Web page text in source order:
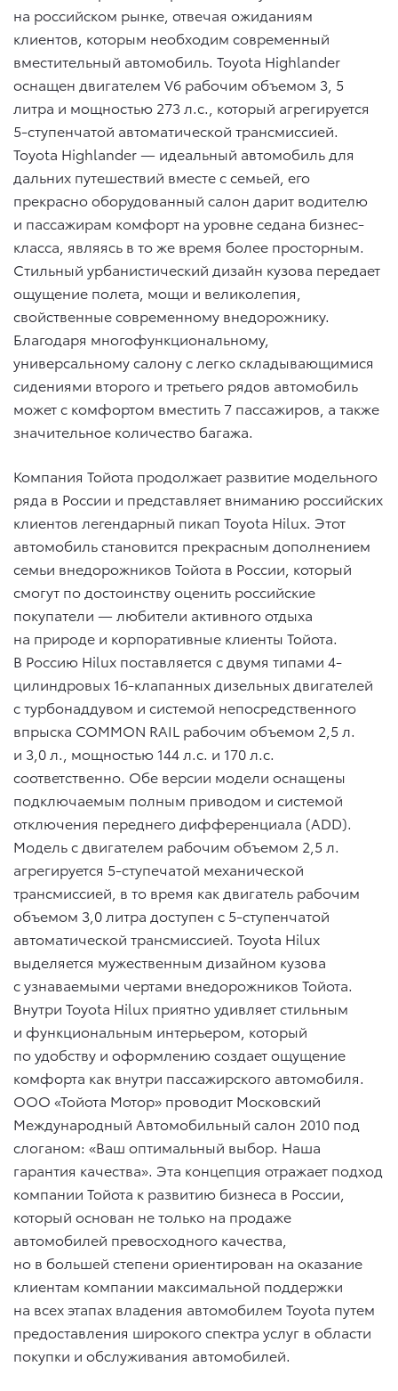
на российском рынке, отвечая ожиданиям
клиентов, которым необходим современный
вместительный автомобиль. Toyota Highlander
оснащен двигателем V6 рабочим объемом 3, 5
литра и мощностью 273 л.с., который агрегируется
5-ступенчатой автоматической трансмиссией.
Toyota Highlander — идеальный автомобиль для
дальних путешествий вместе с семьей, его
прекрасно оборудованный салон дарит водителю
и пассажирам комфорт на уровне седана бизнес-
класса, являясь в то же время более просторным.
Стильный урбанистический дизайн кузова передает
ощущение полета, мощи и великолепия,
свойственные современному внедорожнику.
Благодаря многофункциональному,
универсальному салону с легко складывающимися
сидениями второго и третьего рядов автомобиль
может с комфортом вместить 7 пассажиров, а также
значительное количество багажа.
Компания Тойота продолжает развитие модельного
ряда в России и представляет вниманию российских
клиентов легендарный пикап Toyota Hilux. Этот
автомобиль становится прекрасным дополнением
семьи внедорожников Тойота в России, который
смогут по достоинству оценить российские
покупатели — любители активного отдыха
на природе и корпоративные клиенты Тойота.
В Россию Hilux поставляется с двумя типами 4-
цилиндровых 16-клапанных дизельных двигателей
с турбонаддувом и системой непосредственного
впрыска COMMON RAIL рабочим объемом 2,5 л.
и 3,0 л., мощностью 144 л.с. и 170 л.с.
соответственно. Обе версии модели оснащены
подключаемым полным приводом и системой
отключения переднего дифференциала (ADD).
Модель с двигателем рабочим объемом 2,5 л.
агрегируется 5-ступечатой механической
трансмиссией, в то время как двигатель рабочим
объемом 3,0 литра доступен с 5-ступенчатой
автоматической трансмиссией. Toyota Hilux
выделяется мужественным дизайном кузова
с узнаваемыми чертами внедорожников Тойота.
Внутри Toyota Hilux приятно удивляет стильным
и функциональным интерьером, который
по удобству и оформлению создает ощущение
комфорта как внутри пассажирского автомобиля.
ООО «Тойота Мотор» проводит Московский
Международный Автомобильный салон 2010 под
слоганом: «Ваш оптимальный выбор. Наша
гарантия качества». Эта концепция отражает подход
компании Тойота к развитию бизнеса в России,
который основан не только на продаже
автомобилей превосходного качества,
но в большей степени ориентирован на оказание
клиентам компании максимальной поддержки
на всех этапах владения автомобилем Toyota путем
предоставления широкого спектра услуг в области
покупки и обслуживания автомобилей.